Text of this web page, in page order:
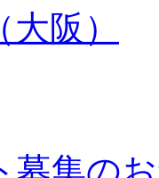
阪）
募集の